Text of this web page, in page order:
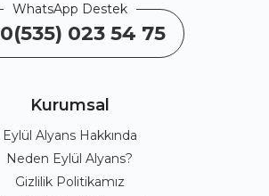
WhatsApp Destek
0(535) 023 54 75
Kurumsal
Eylül Alyans Hakkında
Neden Eylül Alyans?
Gizlilik Politikamız